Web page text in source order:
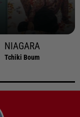
NIAGARA
Tchiki Boum